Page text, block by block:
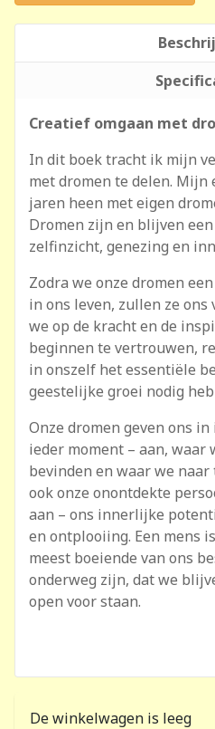
Creatief omgaan met
In dit boek tracht ik mijn
met dromen te delen. Mijn
jaren heen met eigen
Dromen zijn en blijven
zelfinzicht, genezing en
Zodra we onze dromen
in ons leven, zullen ze ons
we op de kracht en de
beginnen te vertrouwen,
in onszelf het essentiële
geestelijke groei nodig
Onze dromen geven ons
ieder moment – aan, waar
bevinden en waar we naar
ook onze onontdekte
aan – ons innerlijke
en ontplooiing. Een mens
meest boeiende van ons
onderweg zijn, dat we
open voor staan.
De winkelwagen is leeg